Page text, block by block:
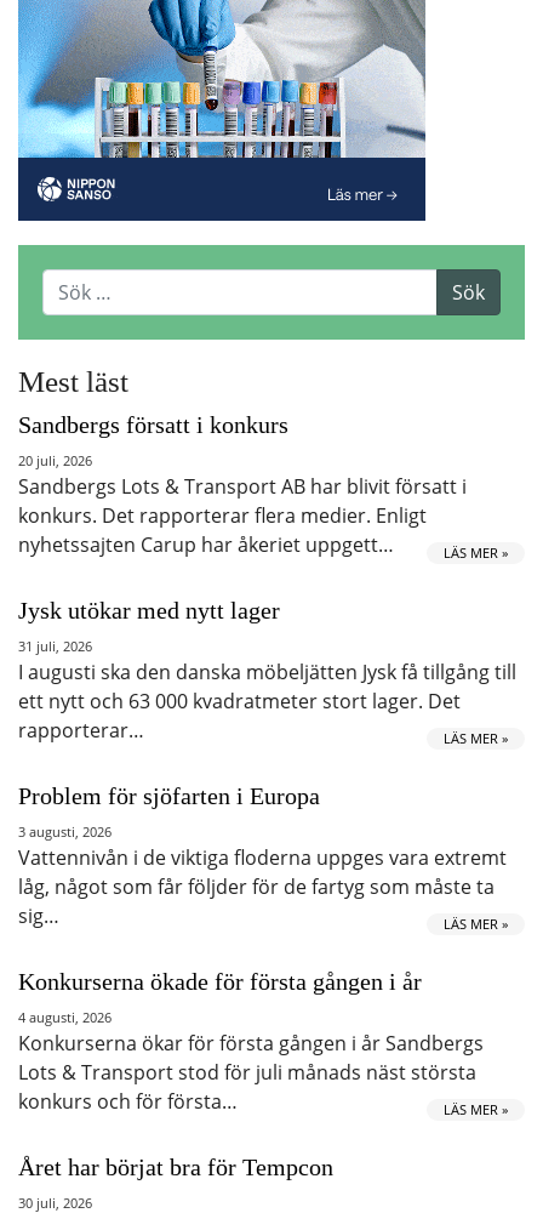
Mest läst
Sandbergs försatt i konkurs
20 juli, 2026
Sandbergs Lots & Transport AB har blivit försatt i
konkurs. Det rapporterar flera medier. Enligt
nyhetssajten Carup har åkeriet uppgett…
LÄS MER »
Jysk utökar med nytt lager
31 juli, 2026
I augusti ska den danska möbeljätten Jysk få tillgång till
ett nytt och 63 000 kvadratmeter stort lager. Det
rapporterar…
LÄS MER »
Problem för sjöfarten i Europa
3 augusti, 2026
Vattennivån i de viktiga floderna uppges vara extremt
låg, något som får följder för de fartyg som måste ta
sig…
LÄS MER »
Konkurserna ökade för första gången i år
4 augusti, 2026
Konkurserna ökar för första gången i år Sandbergs
Lots & Transport stod för juli månads näst största
konkurs och för första…
LÄS MER »
Året har börjat bra för Tempcon
30 juli, 2026